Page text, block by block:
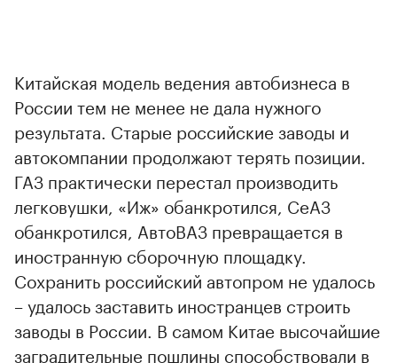
Китайская модель ведения автобизнеса в
России тем не менее не дала нужного
результата. Старые российские заводы и
автокомпании продолжают терять позиции.
ГАЗ практически перестал производить
легковушки, «Иж» обанкротился, СеАЗ
обанкротился, АвтоВАЗ превращается в
иностранную сборочную площадку.
Сохранить российский автопром не удалось
– удалось заставить иностранцев строить
заводы в России. В самом Китае высочайшие
заградительные пошлины способствовали в